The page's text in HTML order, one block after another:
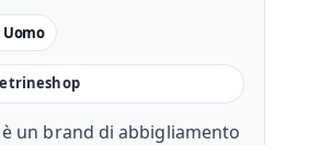
è un brand di abbigliamento